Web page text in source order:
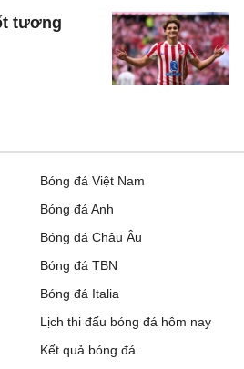
tương
Bóng đá Việt Nam
Bóng đá Anh
Bóng đá Châu Âu
Bóng đá TBN
Bóng đá Italia
Lịch thi đấu bóng đá hôm nay
Kết quả bóng đá